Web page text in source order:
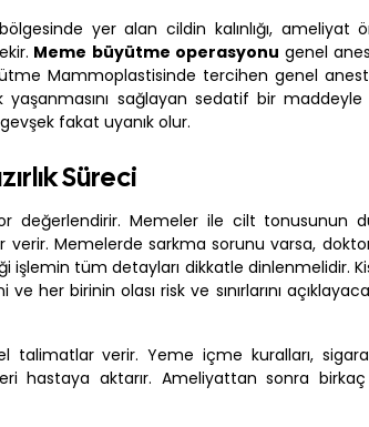
yer alan cildin kalınlığı, ameliyat
Meme büyütme operasyonu genel
Mammoplastisinde tercihen genel
sağlayan sedatif bir
fakat uyanık olur.
Süreci
değerlendirir. Memeler ile cilt tonusunun
Memelerde sarkma sorunu varsa,
işlemin tüm detayları dikkatle dinlenmelidir.
her birinin olası risk ve sınırlarını
talimatlar verir. Yeme içme kuralları,
hastaya aktarır. Ameliyattan sonra